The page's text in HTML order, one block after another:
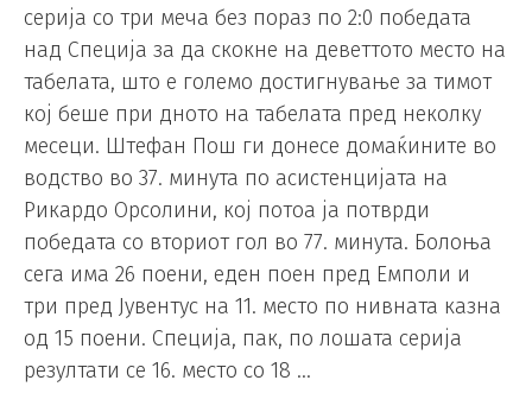
серија со три меча без пораз по 2:0 победата
над Специја за да скокне на деветтото место на
табелата, што е големо достигнување за тимот
кој беше при дното на табелата пред неколку
месеци. Штефан Пош ги донесе домаќините во
водство во 37. минута по асистенцијата на
Рикардо Орсолини, кој потоа ја потврди
победата со вториот гол во 77. минута. Болоња
сега има 26 поени, еден поен пред Емполи и
три пред Јувентус на 11. место по нивната казна
од 15 поени. Специја, пак, по лошата серија
резултати се 16. место со 18 …